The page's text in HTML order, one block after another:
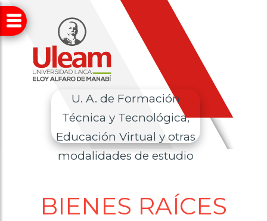
U. A. de Formación
Técnica y Tecnológica,
Educación Virtual y otras
modalidades de estudio
BIENES RAÍCES